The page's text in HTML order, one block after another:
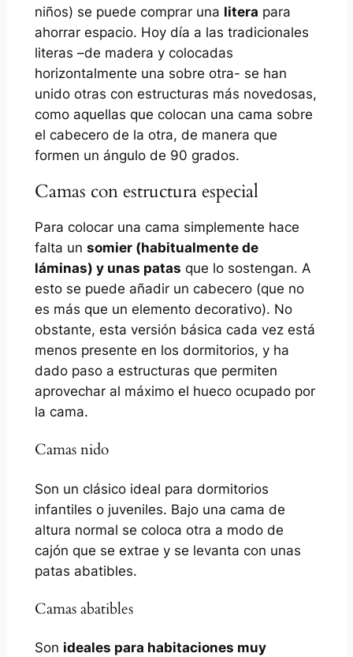
niños) se puede comprar una litera para
ahorrar espacio. Hoy día a las tradicionales
literas –de madera y colocadas
horizontalmente una sobre otra- se han
unido otras con estructuras más novedosas,
como aquellas que colocan una cama sobre
el cabecero de la otra, de manera que
formen un ángulo de 90 grados.
Camas con estructura especial
Para colocar una cama simplemente hace
falta un somier (habitualmente de
láminas) y unas patas que lo sostengan. A
esto se puede añadir un cabecero (que no
es más que un elemento decorativo). No
obstante, esta versión básica cada vez está
menos presente en los dormitorios, y ha
dado paso a estructuras que permiten
aprovechar al máximo el hueco ocupado por
la cama.
Camas nido
Son un clásico ideal para dormitorios
infantiles o juveniles. Bajo una cama de
altura normal se coloca otra a modo de
cajón que se extrae y se levanta con unas
patas abatibles.
Camas abatibles
Son ideales para habitaciones muy